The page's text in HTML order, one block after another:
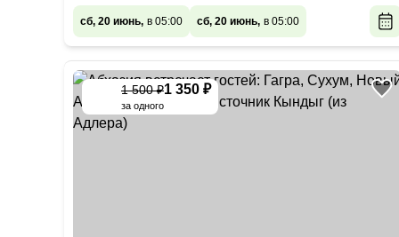
сб, 20 июнь, в 05:00 сб, 20 июнь, в 05:00
1 500 ₽1 350 ₽
за одного